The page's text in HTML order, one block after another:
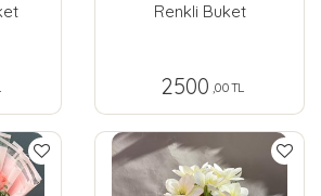
Renkli Buket
2500 ,00 TL